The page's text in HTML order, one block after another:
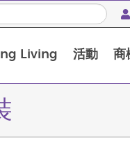
Living 活動 商